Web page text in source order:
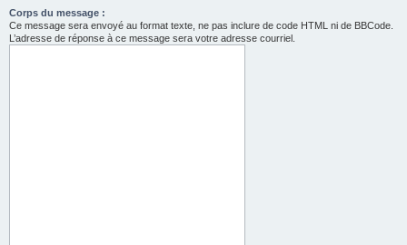
Corps du message :
Ce message sera envoyé au format texte, ne pas inclure de code HTML ni de BBCode.
L’adresse de réponse à ce message sera votre adresse courriel.